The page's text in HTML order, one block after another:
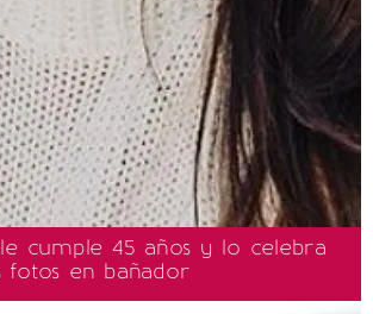
cumple 45 años y lo celebra
fotos en bañador